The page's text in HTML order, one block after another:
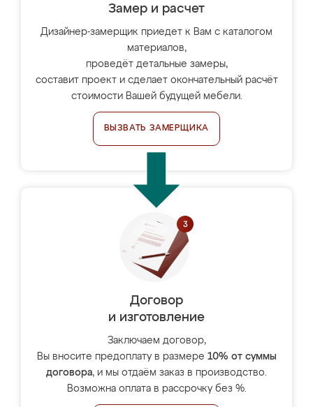
Замер и расчет
Дизайнер-замерщик приедет к Вам с каталогом
материалов,
проведёт детальные замеры,
составит проект и сделает окончательный расчёт
стоимости Вашей будущей мебели.
ВЫЗВАТЬ ЗАМЕРЩИКА
Договор
и изготовление
Заключаем договор,
Вы вносите предоплату в размере 10% от суммы
договора, и мы отдаём заказ в производство.
Возможна оплата в рассрочку без %.